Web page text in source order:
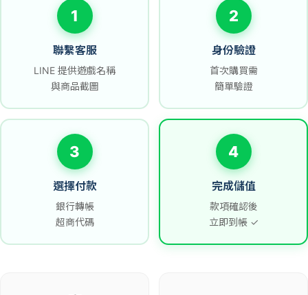
1
聯繫客服
LINE 提供遊戲名稱
與商品截圖
2
身份驗證
首次購買需
簡單驗證
3
選擇付款
銀行轉帳
超商代碼
4
完成儲值
款項確認後
立即到帳 ✓